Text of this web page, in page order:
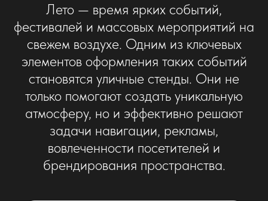
Лето — время ярких событий,
фестивалей и массовых мероприятий на
свежем воздухе. Одним из ключевых
элементов оформления таких событий
становятся уличные стенды. Они не
только помогают создать уникальную
атмосферу, но и эффективно решают
задачи навигации, рекламы,
вовлеченности посетителей и
брендирования пространства.